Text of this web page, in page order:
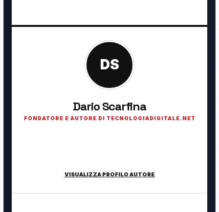
DS
Dario Scarfina
FONDATORE E AUTORE DI TECNOLOGIADIGITALE.NET
VISUALIZZA PROFILO AUTORE